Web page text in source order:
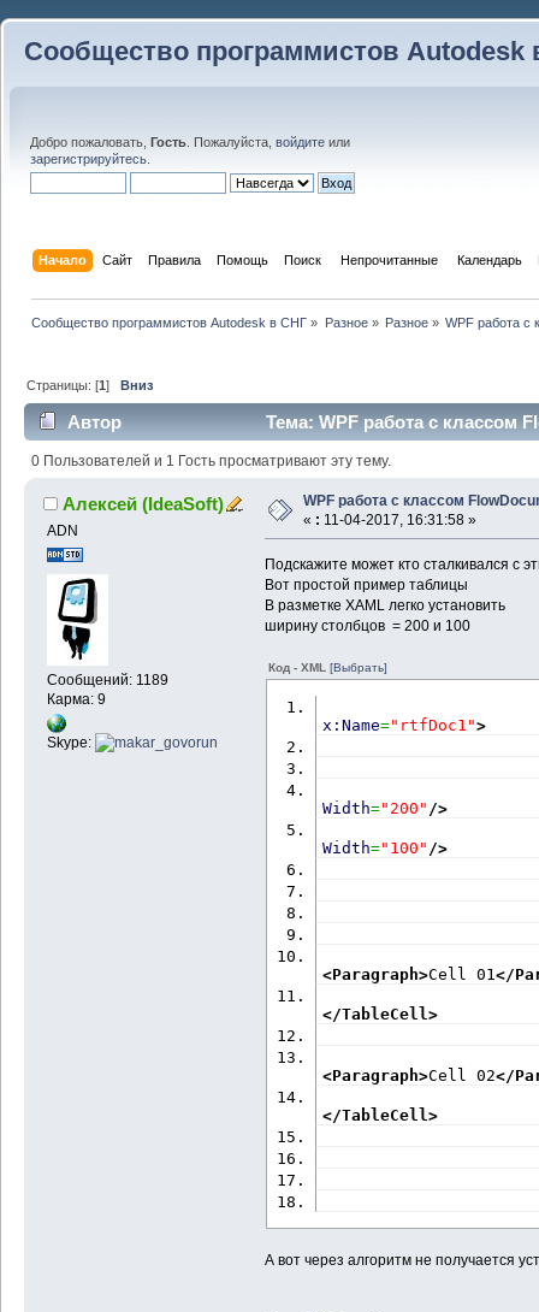
Сообщество программистов Autodesk
Добро пожаловать, Гость . Пожалуйста, войдите или
зарегистрируйтесь
Начало Сайт Правила Помощь Поиск Непрочитанные Календарь
Сообщество программистов Autodesk в СНГ » Разное» Разное» WPF работа с
Страницы: [1]Вниз
Автор Тема: WPF работа с классом
0 Пользователей и 1 Гость просматривают эту тему.
Алексей (IdeaSoft)
ADN
Сообщений: 1189
Карма: 9
Skype:
WPF работа с классом
« : 11-04-2017, 16:31:58 »
Подскажите может кто сталкивался с
Вот простой пример таблицы
В разметке XAML легко установить
ширину столбцов = 200 и 100
Код - XML [Выбрать]
x:Name="rtfDoc1">
Width="200" />
Width="100" />
<Paragraph>Cell 01</
</TableCell>
<Paragraph>Cell 02</
</TableCell>
А вот через алгоритм не получается